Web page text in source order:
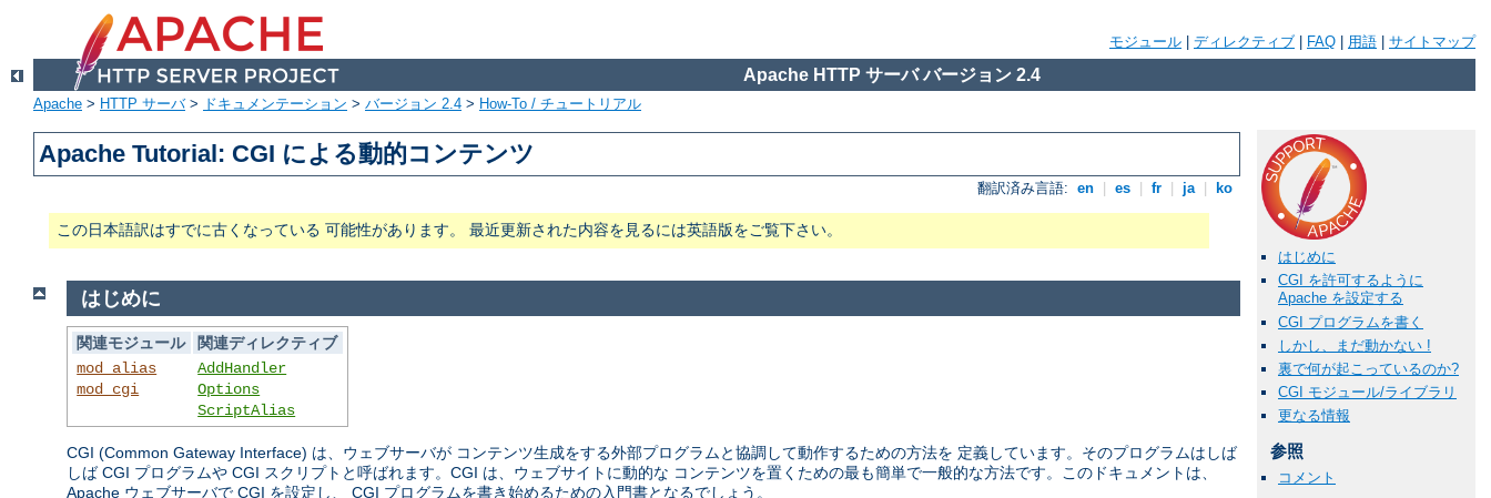
モジュール ディレクティブ FAQ 用語 サイトマップ
Apache HTTP サーバ バージョン 2.4
Apache > HTTP サーバ> ドキュメンテーション > バージョン 2.4 > How-To / チュートリアル
Apache Tutorial: CGI による動的コンテンツ
翻訳済み言語: en es fr ja ko
この日本語訳はすでに古くなっている 可能性があります。 最近更新された内容を見るには英語版をご覧下さい。
はじめに
CGI を許可するように
Apache を設定する
CGI プログラムを書く
しかし、まだ動かない !
裏で何が起こっているのか?
CGI モジュール/ライブラリ
更なる情報
参照
コメント
はじめに
関連モジュール
関連ディレクティブ
mod_alias
mod_cgi
AddHandler
Options
ScriptAlias
CGI (Common Gateway Interface) は、ウェブサーバが コンテンツ生成をする外部プログラムと協調して動作するための方法を 定義しています。そのプログラムはしば
しば CGI プログラムや CGI スクリプトと呼ばれます。CGI は、ウェブサイトに動的な コンテンツを置くための最も簡単で一般的な方法です。このドキュメントは、
Apache ウェブサーバで CGI を設定し、 CGI プログラムを書き始めるための入門書となるでしょう。